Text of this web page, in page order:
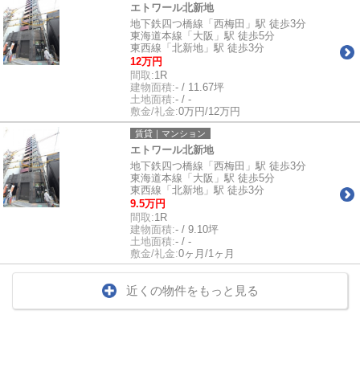
エトワール北新地
地下鉄四つ橋線「西梅田」駅 徒歩3分
東海道本線「大阪」駅 徒歩5分
東西線「北新地」駅 徒歩3分
12万円
間取:1R
建物面積:- / 11.67坪
土地面積:- / -
敷金/礼金:0万円/12万円
賃貸｜マンション
エトワール北新地
地下鉄四つ橋線「西梅田」駅 徒歩3分
東海道本線「大阪」駅 徒歩5分
東西線「北新地」駅 徒歩3分
9.5万円
間取:1R
建物面積:- / 9.10坪
土地面積:- / -
敷金/礼金:0ヶ月/1ヶ月
近くの物件をもっと見る